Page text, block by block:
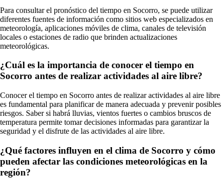
Para consultar el pronóstico del tiempo en Socorro, se puede utilizar
diferentes fuentes de información como sitios web especializados en
meteorología, aplicaciones móviles de clima, canales de televisión
locales o estaciones de radio que brinden actualizaciones
meteorológicas.
¿Cuál es la importancia de conocer el tiempo en
Socorro antes de realizar actividades al aire libre?
Conocer el tiempo en Socorro antes de realizar actividades al aire libre
es fundamental para planificar de manera adecuada y prevenir posibles
riesgos. Saber si habrá lluvias, vientos fuertes o cambios bruscos de
temperatura permite tomar decisiones informadas para garantizar la
seguridad y el disfrute de las actividades al aire libre.
¿Qué factores influyen en el clima de Socorro y cómo
pueden afectar las condiciones meteorológicas en la
región?